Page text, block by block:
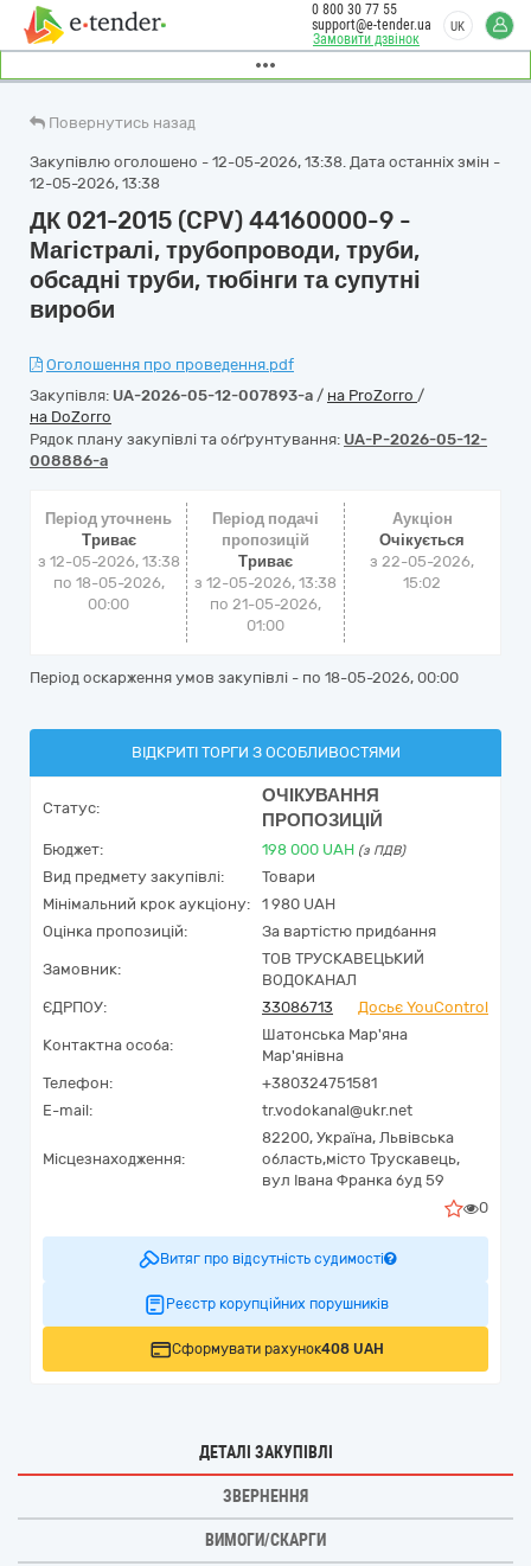
Замовити дзвінок
0 800 30 77 55
support@e-tender.ua
UK
Повернутись назад
Закупівлю оголошено - 12-05-2026, 13:38. Дата останніх змін -
12-05-2026, 13:38
ДК 021-2015 (CPV) 44160000-9 -
Магістралі, трубопроводи, труби,
обсадні труби, тюбінги та супутні
вироби
Оголошення про проведення.pdf
Закупівля: UA-2026-05-12-007893-a / на ProZorro /
на DoZorro
Рядок плану закупівлі та обґрунтування: UA-P-2026-05-12-
008886-a
Період уточнень
Триває
з 12-05-2026, 13:38
по 18-05-2026,
00:00
Період подачі
пропозицій
Триває
з 12-05-2026, 13:38
по 21-05-2026,
01:00
Аукціон
Очікується
з22-05-2026,
15:02
Період оскарження умов закупівлі - по 18-05-2026, 00:00
ВІДКРИТІ ТОРГИ З ОСОБЛИВОСТЯМИ
Статус:
ОЧІКУВАННЯ
ПРОПОЗИЦІЙ
Бюджет: 198 000 UAH (з ПДВ)
Вид предмету закупівлі:
Товари
Мінімальний крок аукціону:
1 980 UAH
Оцінка пропозицій:
За вартістю придбання
Замовник:
ТОВ ТРУСКАВЕЦЬКИЙ
ВОДОКАНАЛ
ЄДРПОУ:
33086713 Досьє YouControl
Контактна особа:
Шатонська Мар'яна
Мар'янівна
Телефон:
+380324751581
E-mail:
tr.vodokanal@ukr.net
Місцезнаходження:
82200, Україна, Львівська
область,місто Трускавець,
вул Івана Франка буд 59
0
Витяг про відсутність судимості
Реєстр корупційних порушників
Сформувати рахунок408 UAH
ДЕТАЛІ ЗАКУПІВЛІ
ЗВЕРНЕННЯ
ВИМОГИ/СКАРГИ